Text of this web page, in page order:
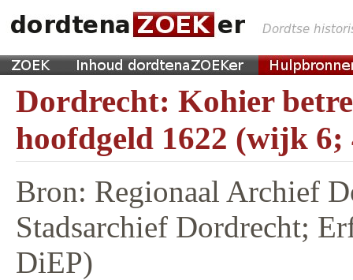
Dordrecht: Kohier
hoofdgeld 1622 (wijk 6;
Bron: Regionaal Archief
Stadsarchief Dordrecht;
DiEP)